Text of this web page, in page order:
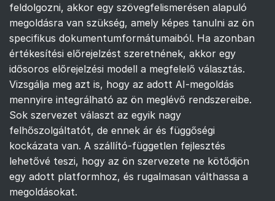
feldolgozni, akkor egy szövegfelismerésen alapuló
megoldásra van szükség, amely képes tanulni az ön
specifikus dokumentumformátumaiból. Ha azonban
értékesítési előrejelzést szeretnének, akkor egy
idősoros előrejelzési modell a megfelelő választás.
Vizsgálja meg azt is, hogy az adott AI-megoldás
mennyire integrálható az ön meglévő rendszereibe.
Sok szervezet választ az egyik nagy
felhőszolgáltatót, de ennek ár és függőségi
kockázata van. A szállító-független fejlesztés
lehetővé teszi, hogy az ön szervezete ne kötődjön
egy adott platformhoz, és rugalmasan válthassa a
megoldásokat.